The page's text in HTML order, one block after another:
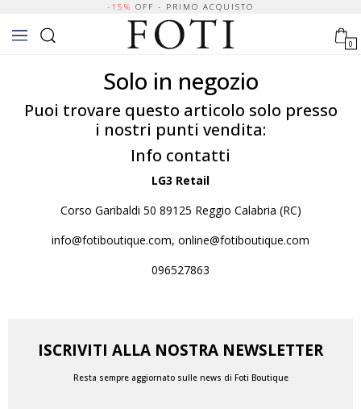
-15% OFF - PRIMO ACQUISTO
0
Solo in negozio
Puoi trovare questo articolo solo presso
i nostri punti vendita:
Info contatti
LG3 Retail
Corso Garibaldi 50 89125 Reggio Calabria (RC)
info@fotiboutique.com, online@fotiboutique.com
096527863
ISCRIVITI ALLA NOSTRA NEWSLETTER
Resta sempre aggiornato sulle news di Foti Boutique